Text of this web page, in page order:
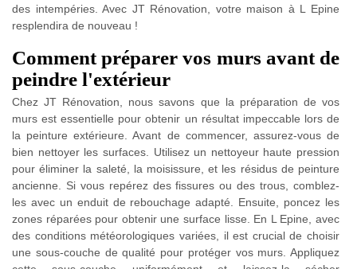
des intempéries. Avec JT Rénovation, votre maison à L Epine
resplendira de nouveau !
Comment préparer vos murs avant de
peindre l'extérieur
Chez JT Rénovation, nous savons que la préparation de vos
murs est essentielle pour obtenir un résultat impeccable lors de
la peinture extérieure. Avant de commencer, assurez-vous de
bien nettoyer les surfaces. Utilisez un nettoyeur haute pression
pour éliminer la saleté, la moisissure, et les résidus de peinture
ancienne. Si vous repérez des fissures ou des trous, comblez-
les avec un enduit de rebouchage adapté. Ensuite, poncez les
zones réparées pour obtenir une surface lisse. En L Epine, avec
des conditions météorologiques variées, il est crucial de choisir
une sous-couche de qualité pour protéger vos murs. Appliquez